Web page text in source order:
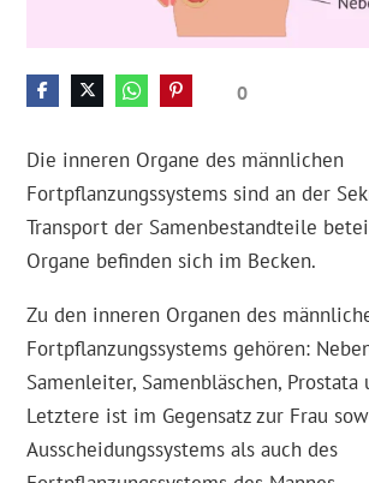
0
Die inneren Organe des männlichen
Fortpflanzungssystems sind an der
Transport der Samenbestandteile
Organe befinden sich im Becken.
Zu den inneren Organen des
Fortpflanzungssystems gehören:
Samenleiter, Samenbläschen, Prostata
Letztere ist im Gegensatz zur Frau
Ausscheidungssystems als auch des